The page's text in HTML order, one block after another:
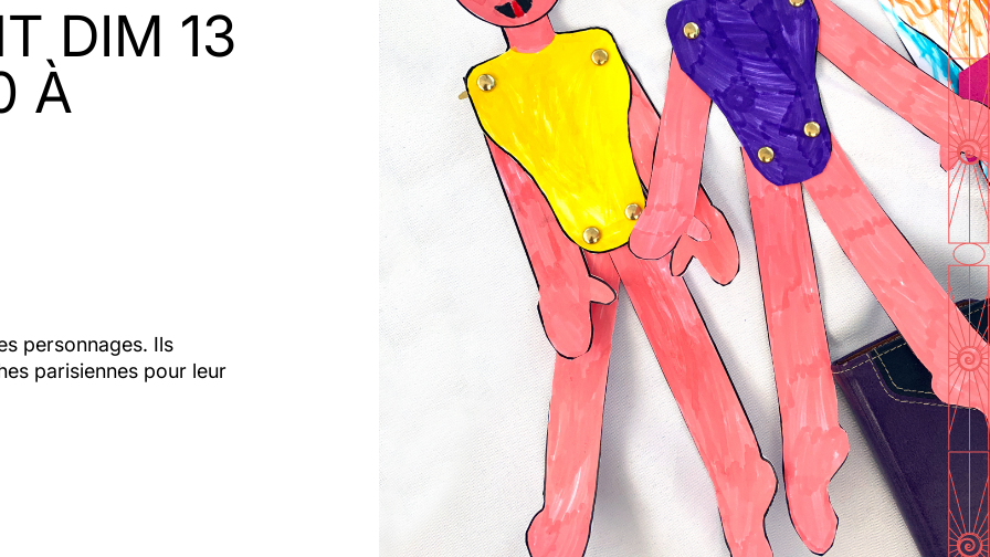
En savoir plus
En savoir plus
DIM 13
À
personnages. Ils
parisiennes pour leur